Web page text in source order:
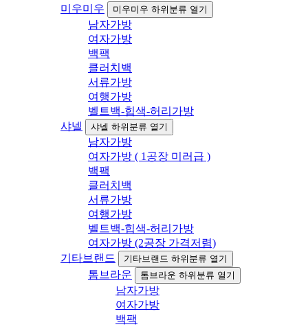
미우미우
미우미우 하위분류 열기
남자가방
여자가방
백팩
클러치백
서류가방
여행가방
벨트백-힙색-허리가방
샤넬
샤넬 하위분류 열기
남자가방
여자가방 ( 1공장 미러급 )
백팩
클러치백
서류가방
여행가방
벨트백-힙색-허리가방
여자가방 (2공장 가격저렴)
기타브랜드
기타브랜드 하위분류 열기
톰브라운 톰브라운 하위분류 열기
남자가방
여자가방
백팩